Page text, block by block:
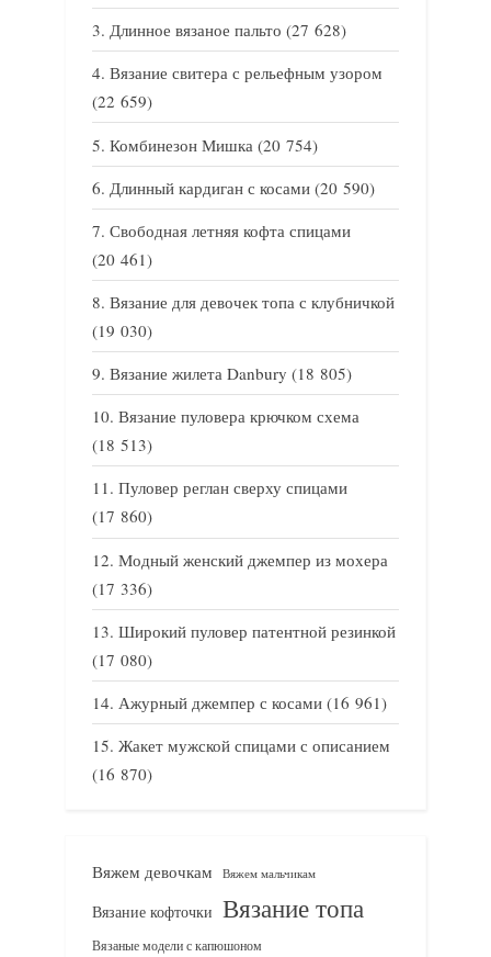
Длинное вязаное пальто (27 628)
Вязание свитера с рельефным узором
(22 659)
Комбинезон Мишка (20 754)
Длинный кардиган с косами (20 590)
Свободная летняя кофта спицами
(20 461)
Вязание для девочек топа с клубничкой
(19 030)
Вязание жилета Danbury (18 805)
Вязание пуловера крючком схема
(18 513)
Пуловер реглан сверху спицами
(17 860)
Модный женский джемпер из мохера
(17 336)
Широкий пуловер патентной резинкой
(17 080)
Ажурный джемпер с косами (16 961)
Жакет мужской спицами с описанием
(16 870)
Вяжем девочкам Вяжем мальчикам
Вязание кофточки Вязание топа
Вязаные модели с капюшоном